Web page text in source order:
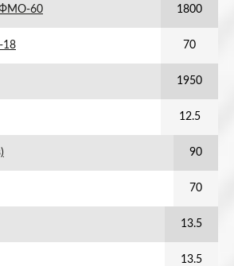
ФМО-60 1800
18 70
1950
12.5
90
70
13.5
13.5